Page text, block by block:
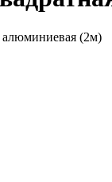
алюминиевая (2м)